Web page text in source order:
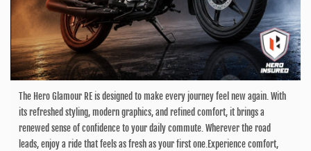
The Hero Glamour RE is designed to make every journey feel new again. With
its refreshed styling, modern graphics, and refined comfort, it brings a
renewed sense of confidence to your daily commute. Wherever the road
leads, enjoy a ride that feels as fresh as your first one.Experience comfort,